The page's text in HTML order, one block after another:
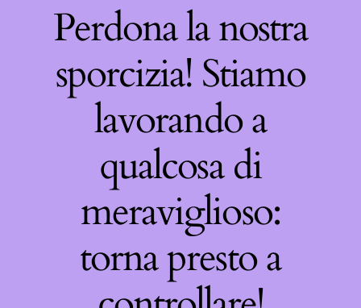
Perdona la nostra
sporcizia! Stiamo
lavorando a
qualcosa di
meraviglioso:
torna presto a